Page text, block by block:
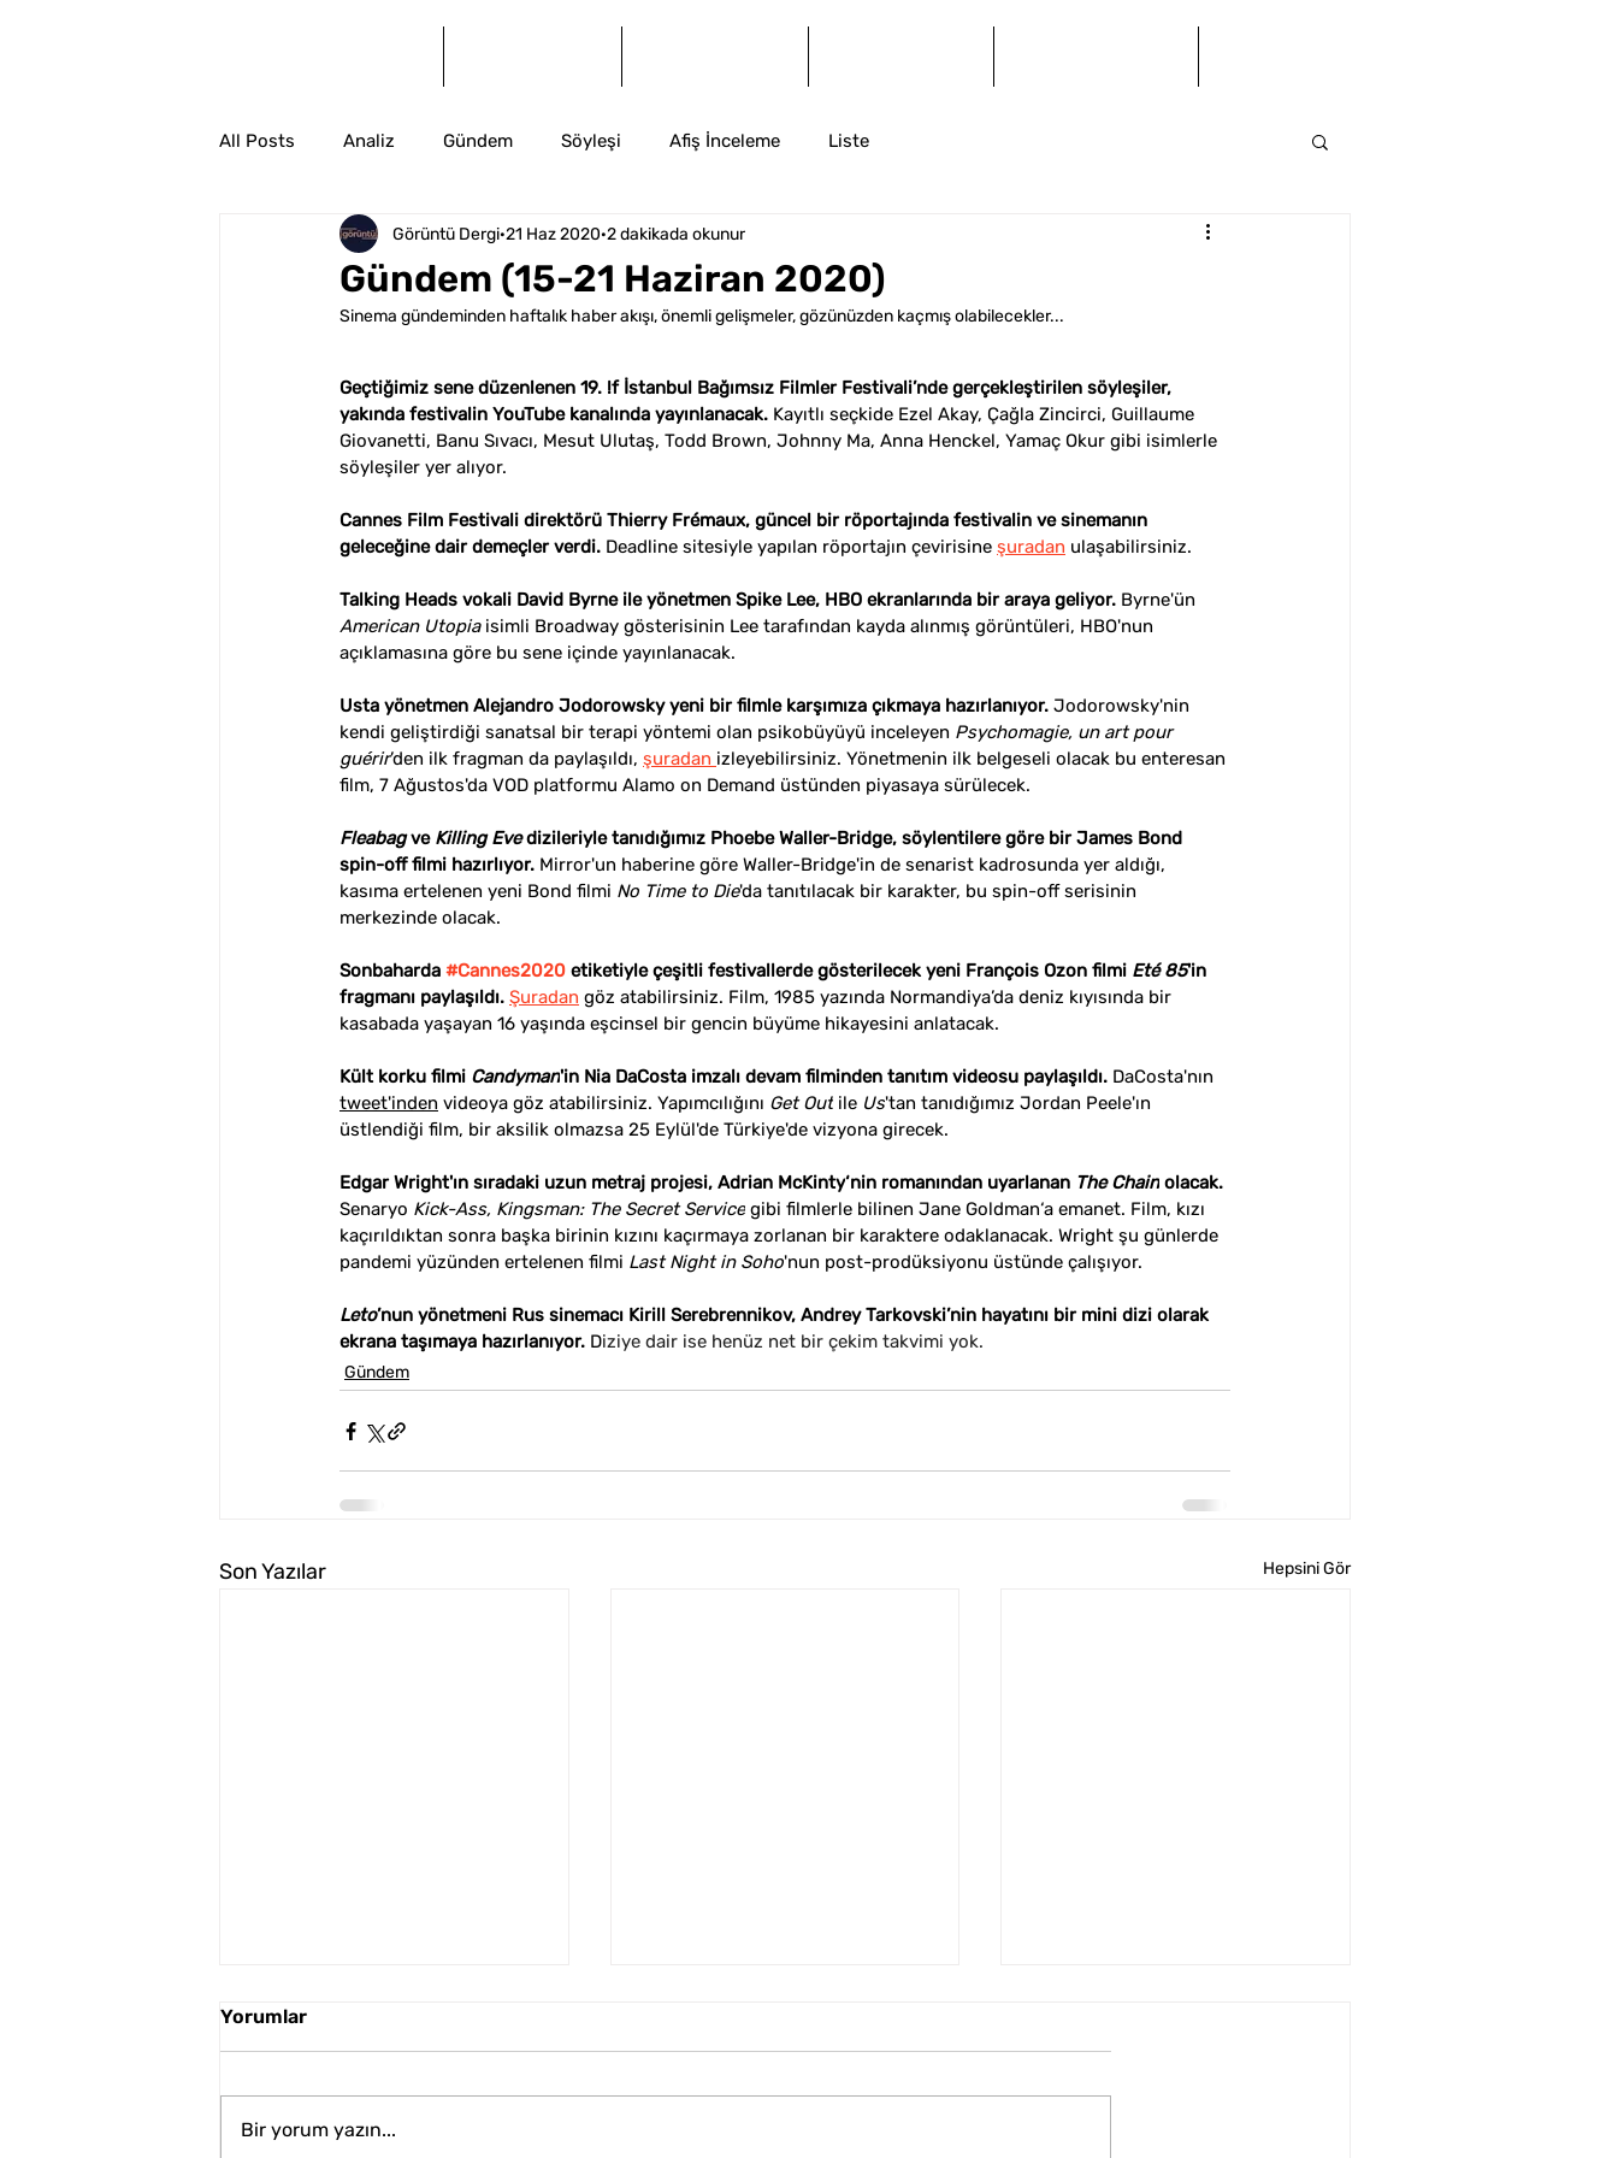
All Posts Analiz Gündem Söyleşi Afiş İnceleme Liste
Gündem (15-21 Haziran 2020)
Görüntü Dergi 21 Haz 2020 2 dakikada okunur
Sinema gündeminden haftalık haber akışı, önemli gelişmeler, gözünüzden kaçmış olabilecekler...
Geçtiğimiz sene düzenlenen 19. !f İstanbul Bağımsız Filmler Festivali’nde gerçekleştirilen söyleşiler,
yakında festivalin YouTube kanalında yayınlanacak. Kayıtlı seçkide Ezel Akay, Çağla Zincirci, Guillaume
Giovanetti, Banu Sıvacı, Mesut Ulutaş, Todd Brown, Johnny Ma, Anna Henckel, Yamaç Okur gibi isimlerle
söyleşiler yer alıyor.
Cannes Film Festivali direktörü Thierry Frémaux, güncel bir röportajında festivalin ve sinemanın
geleceğine dair demeçler verdi. Deadline sitesiyle yapılan röportajın çevirisine şuradan ulaşabilirsiniz.
Talking Heads vokali David Byrne ile yönetmen Spike Lee, HBO ekranlarında bir araya geliyor. Byrne'ün
American Utopia isimli Broadway gösterisinin Lee tarafından kayda alınmış görüntüleri, HBO'nun
açıklamasına göre bu sene içinde yayınlanacak.
Usta yönetmen Alejandro Jodorowsky yeni bir filmle karşımıza çıkmaya hazırlanıyor. Jodorowsky'nin
kendi geliştirdiği sanatsal bir terapi yöntemi olan psikobüyüyü inceleyen Psychomagie, un art pour
guérir’den ilk fragman da paylaşıldı, şuradan izleyebilirsiniz. Yönetmenin ilk belgeseli olacak bu enteresan
film, 7 Ağustos'da VOD platformu Alamo on Demand üstünden piyasaya sürülecek.
Fleabag ve Killing Eve dizileriyle tanıdığımız Phoebe Waller-Bridge, söylentilere göre bir James Bond
spin-off filmi hazırlıyor. Mirror'un haberine göre Waller-Bridge'in de senarist kadrosunda yer aldığı,
kasıma ertelenen yeni Bond filmi No Time to Die'da tanıtılacak bir karakter, bu spin-off serisinin
merkezinde olacak.
Sonbaharda #Cannes2020 etiketiyle çeşitli festivallerde gösterilecek yeni François Ozon filmi Eté 85'in
fragmanı paylaşıldı. Şuradan göz atabilirsiniz. Film, 1985 yazında Normandiya’da deniz kıyısında bir
kasabada yaşayan 16 yaşında eşcinsel bir gencin büyüme hikayesini anlatacak.
Kült korku filmi Candyman'in Nia DaCosta imzalı devam filminden tanıtım videosu paylaşıldı. DaCosta'nın
tweet'inden videoya göz atabilirsiniz. Yapımcılığını Get Out ile Us'tan tanıdığımız Jordan Peele'ın
üstlendiği film, bir aksilik olmazsa 25 Eylül'de Türkiye'de vizyona girecek.
Edgar Wright'ın sıradaki uzun metraj projesi, Adrian McKinty‘nin romanından uyarlanan The Chain olacak.
Senaryo Kick-Ass, Kingsman: The Secret Service gibi filmlerle bilinen Jane Goldman‘a emanet. Film, kızı
kaçırıldıktan sonra başka birinin kızını kaçırmaya zorlanan bir karaktere odaklanacak. Wright şu günlerde
pandemi yüzünden ertelenen filmi Last Night in Soho'nun post-prodüksiyonu üstünde çalışıyor.
Leto’nun yönetmeni Rus sinemacı Kirill Serebrennikov, Andrey Tarkovski’nin hayatını bir mini dizi olarak
ekrana taşımaya hazırlanıyor. Diziye dair ise henüz net bir çekim takvimi yok.
Gündem
Son Yazılar Hepsini Gör
Yorumlar
Bir yorum yazın...